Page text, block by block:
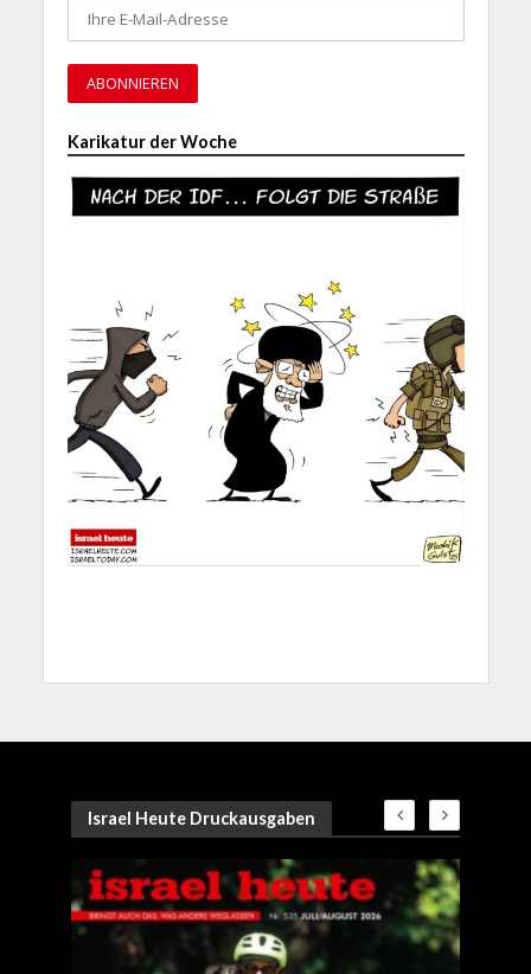
Karikatur der Woche
Israel Heute Druckausgaben